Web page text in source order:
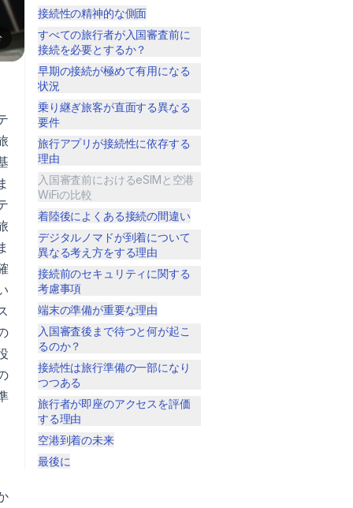
接続性の精神的な側面
すべての旅行者が入国審査前に
接続を必要とするか？
早期の接続が極めて有用になる
状況
乗り継ぎ旅客が直面する異なる
要件
旅行アプリが接続性に依存する
理由
入国審査前におけるeSIMと空港
WiFiの比較
着陸後によくある接続の間違い
デジタルノマドが到着について
異なる考え方をする理由
接続前のセキュリティに関する
考慮事項
端末の準備が重要な理由
入国審査後まで待つと何が起こ
るのか？
接続性は旅行準備の一部になり
つつある
旅行者が即座のアクセスを評価
する理由
空港到着の未来
最後に